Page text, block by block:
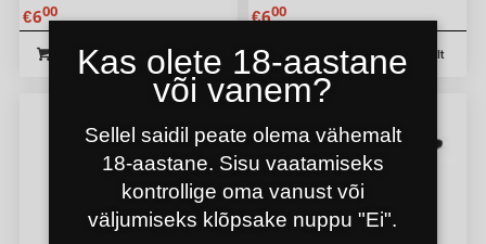
€600
Vankrisse Täpsemalt
€600
Vankrisse Täpsemalt
Kas olete 18-aastane
või vanem?
Sellel saidil peate olema vähemalt
18-aastane. Sisu vaatamiseks
kontrollige oma vanust või
väljumiseks klõpsake nuppu "Ei".